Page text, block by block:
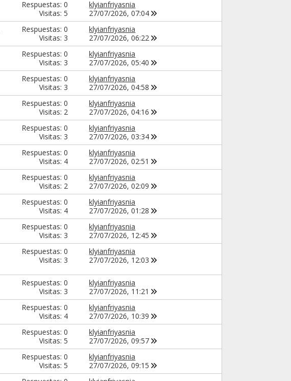
Respuestas: 0
Visitas: 5
klyianfriyasnia
27/07/2026,07:04
Respuestas: 0
Visitas: 3
klyianfriyasnia
27/07/2026,06:22
Respuestas: 0
Visitas: 3
klyianfriyasnia
27/07/2026,05:40
Respuestas: 0
Visitas: 3
klyianfriyasnia
27/07/2026,04:58
Respuestas: 0
Visitas: 2
klyianfriyasnia
27/07/2026,04:16
Respuestas: 0
Visitas: 3
klyianfriyasnia
27/07/2026,03:34
Respuestas: 0
Visitas: 4
klyianfriyasnia
27/07/2026,02:51
Respuestas: 0
Visitas: 2
klyianfriyasnia
27/07/2026,02:09
Respuestas: 0
Visitas: 4
klyianfriyasnia
27/07/2026,01:28
Respuestas: 0
Visitas: 3
klyianfriyasnia
27/07/2026, 12:45
Respuestas: 0
Visitas: 3
klyianfriyasnia
27/07/2026, 12:03
Respuestas: 0
Visitas: 3
klyianfriyasnia
27/07/2026, 11:21
Respuestas: 0
Visitas: 4
klyianfriyasnia
27/07/2026, 10:39
Respuestas: 0
Visitas: 5
klyianfriyasnia
27/07/2026,09:57
Respuestas: 0
Visitas: 5
klyianfriyasnia
27/07/2026,09:15